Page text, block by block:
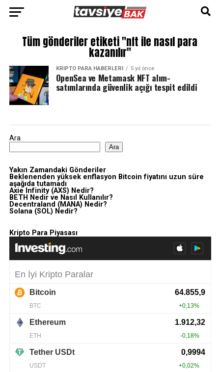
Tüm gönderiler etiketi "nft ile nasıl para
kazanılır"
KRIPTO PARA HABERLERI 5 yıl önce
OpenSea ve Metamask NFT alım-
satımlarında güvenlik açığı tespit edildi
Ara
Ara
Yakın Zamandaki Gönderiler
Beklenenden yüksek enflasyon Bitcoin fiyatını uzun süre
aşağıda tutamadı
Axie Infinity (AXS) Nedir?
BETH Nedir ve Nasıl Kullanılır?
Decentraland (MANA) Nedir?
Solana (SOL) Nedir?
Kripto Para Piyasası